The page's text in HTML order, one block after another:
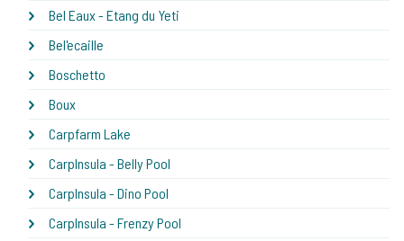
Bel Eaux - Etang du Yeti
Bel'ecaille
Boschetto
Boux
Carpfarm Lake
CarpInsula - Belly Pool
CarpInsula - Dino Pool
CarpInsula - Frenzy Pool